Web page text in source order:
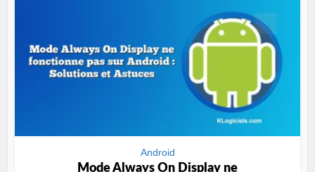
Android
Mode Always On Display ne